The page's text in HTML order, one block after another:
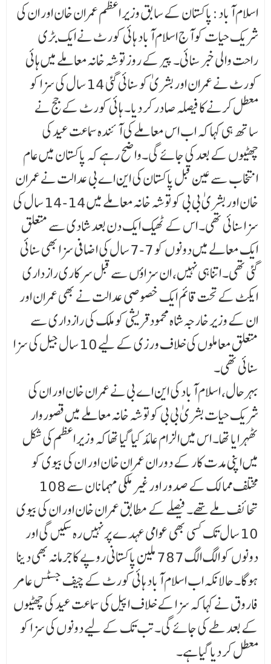
اسلام آباد :پاکستان کے سابق وزیر اعظم عمران خان اور ان کی
شریک حیات کو آج اسلام آباد ہائی کورٹ نے ایک بڑی
راحت والی خبر سنائی۔ پیر کے روز توشہ خانہ معاملے میں ہائی
کورٹ نے عمران اور بشریٰ کو سنائی گئی 14 سال کی سزا کو
معطل کرنے کا فیصلہ صادر کر دیا۔ ہائی کورٹ کے جج نے
ساتھ ہی کہا کہ اب اس معاملے کی آئندہ سماعت عید کی
چھٹیوں کے بعد کی جائے گی۔واضح رہے کہ پاکستان میں عام
انتخاب سے عین قبل پاکستان کی این اے بی عدالت نے عمران
خان اور بشریٰ بی بی کو توشہ خانہ معاملے میں 14-14 سال کی
سزا سنائی تھی۔ اس کے ٹھیک ایک دن بعد شادی سے متعلق
ایک معالے میں دونوں کو 7-7 سال کی اضافی سزا بھی سنائی
گئی تھی۔ اتنا ہی نہیں، ان سزاؤں سے قبل سرکاری رازداری
ایکٹ کے تحت قائم ایک خصوصی عدالت نے بھی عمران اور
ان کے وزیر خارجہ شاہ محمود قریشی کو ملک کی رازداری سے
متعلق معاملوں کی خلاف ورزی کے لیے 10 سال جیل کی سزا
سنائی تھی۔
بہرحال، اسلام آباد کی این اے بی نے عمران خان اور ان کی
شریک حیات بشریٰ بی بی کو توشہ خانہ معاملے میں قصوروار
ٹھہرایا تھا۔ اس میں الزام عائد کیا گیا تھا کہ وزیر اعظم کی شکل
میں اپنی مدت کار کے دوران عمران خان اور ان کی بیوی کو
مختلف ممالک کے صدور اور غیر ملکی مہمانان سے 108
تحائف ملے تھے۔ فیصلے کے مطابق عمران خان اور ان کی بیوی
10 سال تک کسی بھی عوامی عہدے پر نہیں رہ سکیں گی اور
دونوں کو الگ الگ 787 ملین پاکستانی روپے کا جرمانہ بھی دینا
ہوگا۔ حالانکہ اب اسلام آباد ہائی کورٹ کے چیف جسٹس عامر
فاروق نے کہا کہ سزا کے خلاف اپیل کی سماعت عید کی چھٹیوں
کے بعد طے کی جائے گی۔ تب تک کے لیے دونوں کی سزا کو
معطل کر دیا گیا ہے۔